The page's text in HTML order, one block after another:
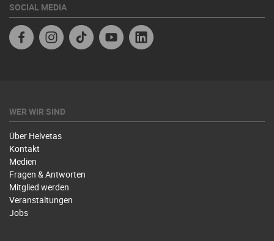
SOCIAL MEDIA
FacebookInstagramTikTok Youtube
WER WIR SIND
Über Helvetas
Kontakt
Medien
Fragen & Antworten
Mitglied werden
Veranstaltungen
Jobs